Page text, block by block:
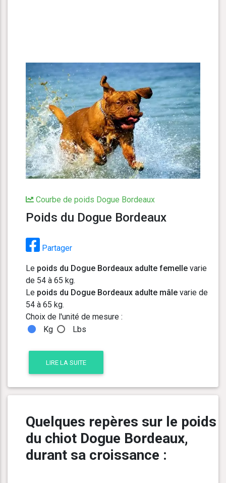
Courbe de poids Dogue Bordeaux
Poids du Dogue Bordeaux
Partager
Le poids du Dogue Bordeaux adulte femelle varie
de 54 à 65 kg.
Le poids du Dogue Bordeaux adulte mâle varie de
54 à 65 kg.
Choix de l'unité de mesure :
Kg
Lbs
LIRE LA SUITE
Quelques repères sur le poids
du chiot Dogue Bordeaux,
durant sa croissance :